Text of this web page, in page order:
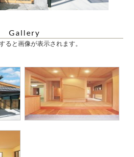
Gallery
ると画像が表示されます。